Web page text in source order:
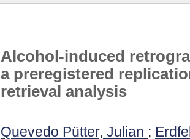
Alcohol-induced
a preregistered
retrieval analysis
Quevedo Pütter, Julian ;